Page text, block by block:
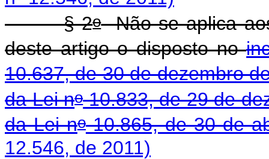
§ 2oNão se aplica
deste artigo o disposto no
10.637, de 30 de dezembro
da Lei no10.833, de 29 de
da Lei no10.865, de 30 de
12.546, de 2011)